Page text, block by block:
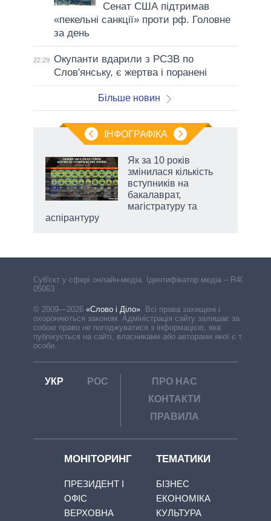
Сенат США підтримав
«пекельні санкції» проти рф. Головне
за день
22:29 Окупанти вдарили з РСЗВ по
Слов'янську, є жертва і поранені
Більше новин
ІНФОГРАФІКА
Як за 10 років
змінилася кількість
вступників на
бакалаврат,
магістратуру та
аспірантуру
Cуб'єкт у сфері онлайн-медіа. Ідентифікатор медіа – R40-
05063
© 2009—2026 «Слово і Діло». Всі права захищені і
охороняються законом. Адміністрація сайту залишає за
собою право не погоджуватися з інформацією, яка
публікується на сайті, власниками або авторами якої є треті
особи.
УКР РОС
ПРО НАС
КОНТАКТИ
ПРАВИЛА
МОНІТОРИНГ
ПРЕЗИДЕНТ І
ОФІС
ВЕРХОВНА
ТЕМАТИКИ
БІЗНЕС
ЕКОНОМІКА
КУЛЬТУРА